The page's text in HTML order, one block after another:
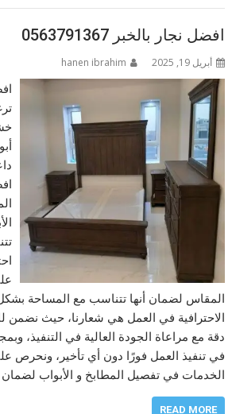
افضل نجار بالخبر 0563791367
أبريل 19, 2025 hanen ibrahim
المقاس لضمان أنها تتناسب مع المساحة
الاحترافية في العمل هي شعارنا، حيث نضمن
دقة مع مراعاة الجودة العالية في التنفيذ،
في تنفيذ العمل فورًا دون أي تأخير، ونحرص
الخدمات في تفصيل المطابخ و الأبواب
READ MORE